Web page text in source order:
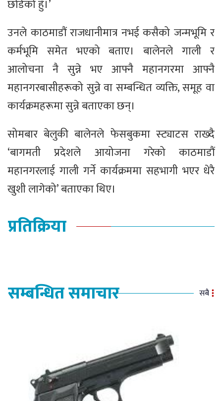
छोडेको हुँ।’
उनले काठमाडौं राजधानीमात्र नभई कसैको जन्मभूमि र
कर्मभूमि समेत भएको बताए। बालेनले गाली र
आलोचना नै सुन्ने भए आफ्नै महानगरमा आफ्नै
महानगरबासीहरूको सुन्ने वा सम्बन्धित व्यक्ति, समूह वा
कार्यक्रमहरूमा सुन्ने बताएका छन्।
सोमबार बेलुकी बालेनले फेसबुकमा स्ट्याटस राख्दै
‘बागमती प्रदेशले आयोजना गरेको काठमाडौं
महानगरलाई गाली गर्ने कार्यक्रममा सहभागी भएर धेरै
खुशी लागेको’ बताएका थिए।
प्रतिक्रिया
सम्बन्धित समाचार सबै